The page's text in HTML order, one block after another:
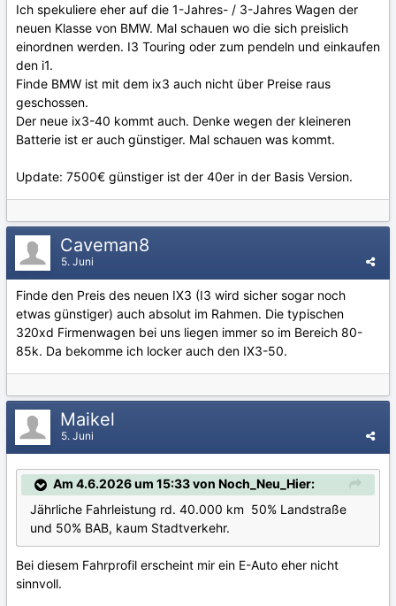
Ich spekuliere eher auf die 1-Jahres- / 3-Jahres Wagen der
neuen Klasse von BMW. Mal schauen wo die sich preislich
einordnen werden. I3 Touring oder zum pendeln und einkaufen
den i1.
Finde BMW ist mit dem ix3 auch nicht über Preise raus
geschossen.
Der neue ix3-40 kommt auch. Denke wegen der kleineren
Batterie ist er auch günstiger. Mal schauen was kommt.
Update: 7500€ günstiger ist der 40er in der Basis Version.
Caveman8
5. Juni
Finde den Preis des neuen IX3 (I3 wird sicher sogar noch
etwas günstiger) auch absolut im Rahmen. Die typischen
320xd Firmenwagen bei uns liegen immer so im Bereich 80-
85k. Da bekomme ich locker auch den IX3-50.
Maikel
5. Juni
Am 4.6.2026 um 15:33 von Noch_Neu_Hier:
Jährliche Fahrleistung rd. 40.000 km 50% Landstraße
und 50% BAB, kaum Stadtverkehr.
Bei diesem Fahrprofil erscheint mir ein E-Auto eher nicht
sinnvoll.